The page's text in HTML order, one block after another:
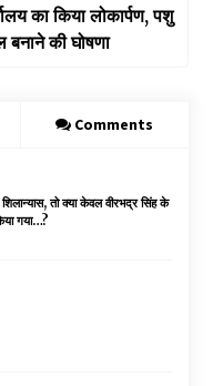
का किया लोकार्पण, पशु
की घोषणा
Comments
तो क्या केवल वीरभद्र सिंह के
गया…?